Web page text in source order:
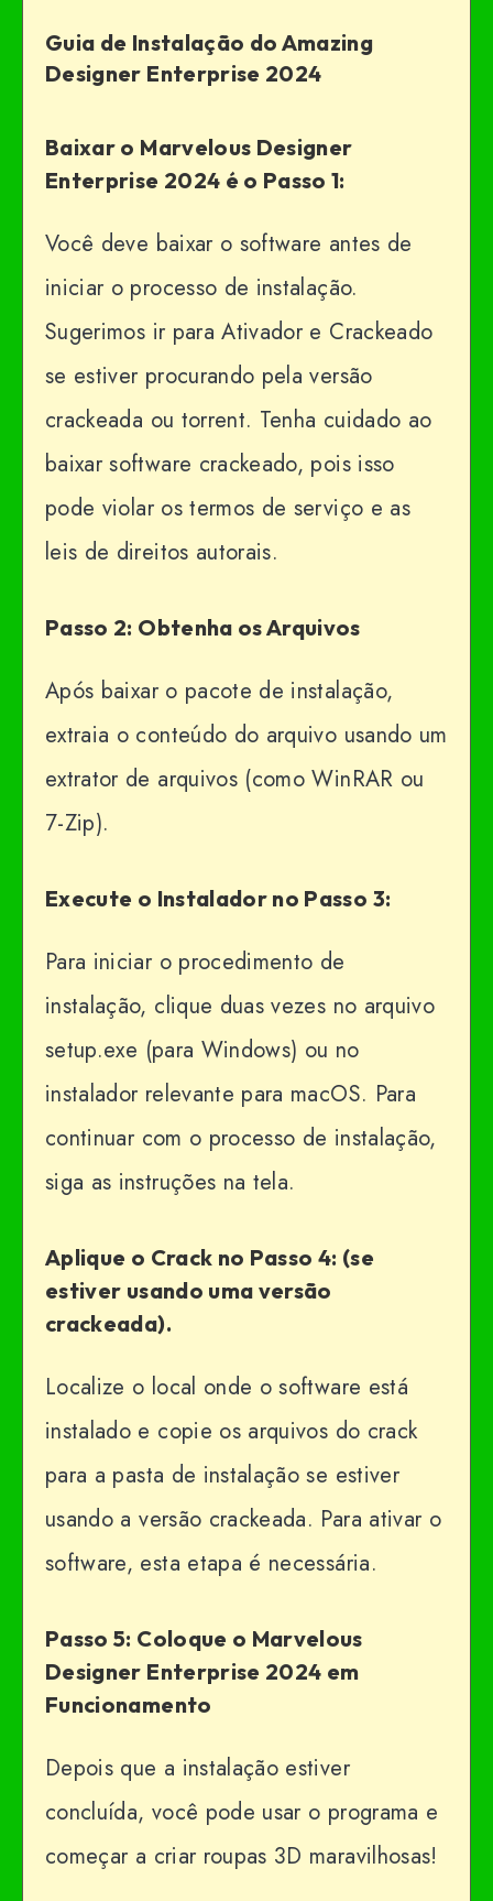
Guia de Instalação do Amazing
Designer Enterprise 2024
Baixar o Marvelous Designer
Enterprise 2024 é o Passo 1:
Você deve baixar o software antes de
iniciar o processo de instalação.
Sugerimos ir para Ativador e Crackeado
se estiver procurando pela versão
crackeada ou torrent. Tenha cuidado ao
baixar software crackeado, pois isso
pode violar os termos de serviço e as
leis de direitos autorais.
Passo 2: Obtenha os Arquivos
Após baixar o pacote de instalação,
extraia o conteúdo do arquivo usando um
extrator de arquivos (como WinRAR ou
7-Zip).
Execute o Instalador no Passo 3:
Para iniciar o procedimento de
instalação, clique duas vezes no arquivo
setup.exe (para Windows) ou no
instalador relevante para macOS. Para
continuar com o processo de instalação,
siga as instruções na tela.
Aplique o Crack no Passo 4: (se
estiver usando uma versão
crackeada).
Localize o local onde o software está
instalado e copie os arquivos do crack
para a pasta de instalação se estiver
usando a versão crackeada. Para ativar o
software, esta etapa é necessária.
Passo 5: Coloque o Marvelous
Designer Enterprise 2024 em
Funcionamento
Depois que a instalação estiver
concluída, você pode usar o programa e
começar a criar roupas 3D maravilhosas!